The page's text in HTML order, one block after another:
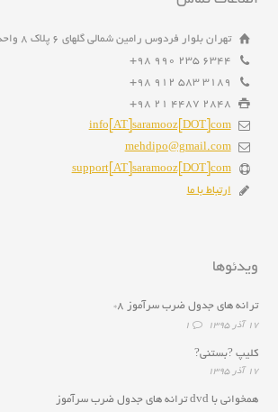
تهران بلوار فردوس رامین شمالی گلهای ۶ پلاک ۸ واحد ۱
6344 235 990 98+
3189 583 912 98+
2848 4487 21 98+
info[AT]saramooz[DOT]com
mehdipo@gmail.com
support[AT]saramooz[DOT]com
ارتباط با ما
ویدئوها
ترانه هاى جدول ضرب سرآموز ۸*
۱۷ آذر ۱۳۹۵ 1
کلیپ ?بستنی?
۱۷ آذر ۱۳۹۵
همخوانى با dvd ترانه هاى جدول ضرب سرآموز